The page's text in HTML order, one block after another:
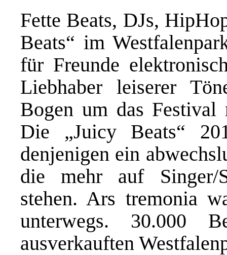
Fette Beats, DJs,
Beats“ im
für Freunde
Liebhaber leiserer
Bogen um das Festival
Die „Juicy Beats“
denjenigen ein
die mehr auf Singer/
stehen. Ars tremonia
unterwegs. 30.000
ausverkauften